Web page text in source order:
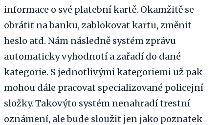
informace o své platební kartě. Okamžitě se
obrátit na banku, zablokovat kartu, změnit
heslo atd. Nám následně systém zprávu
automaticky vyhodnotí a zařadí do dané
kategorie. S jednotlivými kategoriemi už pak
mohou dále pracovat specializované policejní
složky. Takovýto systém nenahradí trestní
oznámení, ale bude sloužit jen jako poznatek